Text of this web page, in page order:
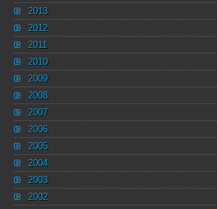
2013
2012
2011
2010
2009
2008
2007
2006
2005
2004
2003
2002